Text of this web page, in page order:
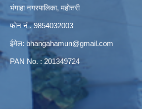
भंगाहा नगरपालिका, महोत्तरी
फोन नं . 9854032003
ईमेल: bhangahamun@gmail.com
PAN No. : 201349724